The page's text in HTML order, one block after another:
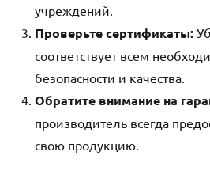
учреждений.
Проверьте сертификаты:
соответствует всем
безопасности и качества.
Обратите внимание на
производитель всегда
свою продукцию.